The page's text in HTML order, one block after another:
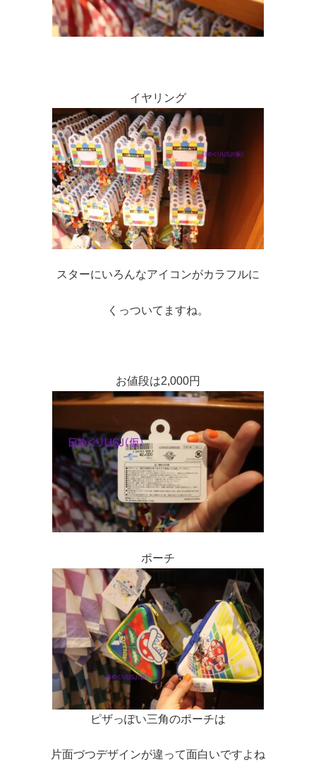
イヤリング
スターにいろんなアイコンがカラフルに
くっついてますね。
お値段は2,000円
ポーチ
ピザっぽい三角のポーチは
片面づつデザインが違って面白いですよね